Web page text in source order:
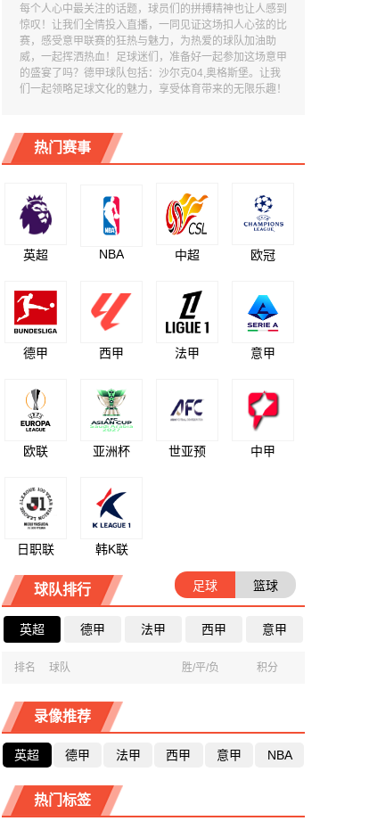
每个人心中最关注的话题，球员们的拼搏精神也让人感到
惊叹！让我们全情投入直播，一同见证这场扣人心弦的比
赛，感受意甲联赛的狂热与魅力，为热爱的球队加油助
威，一起挥洒热血！足球迷们，准备好一起参加这场意甲
的盛宴了吗？德甲球队包括：沙尔克04,奥格斯堡。让我
们一起领略足球文化的魅力，享受体育带来的无限乐趣！
热门赛事
英超 NBA 中超 欧冠
德甲 西甲 法甲 意甲
欧联 亚洲杯 世亚预 中甲
日职联 韩K联
球队排行 足球 篮球
英超 德甲 法甲 西甲 意甲
排名 球队 胜/平/负 积分
录像推荐
英超 德甲 法甲 西甲 意甲 NBA
热门标签